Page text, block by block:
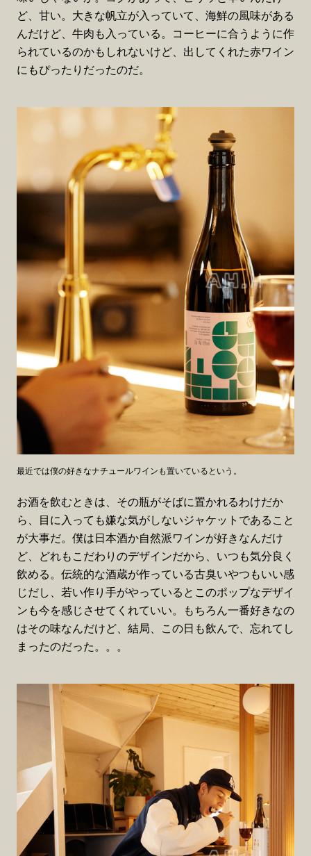
ど、甘い。大きな帆立が入っていて、海鮮の風味がある
んだけど、牛肉も入っている。コーヒーに合うように作
られているのかもしれないけど、出してくれた赤ワイン
にもぴったりだったのだ。
最近では僕の好きなナチュールワインも置いているという。
お酒を飲むときは、その瓶がそばに置かれるわけだか
ら、目に入っても嫌な気がしないジャケットであること
が大事だ。僕は日本酒か自然派ワインが好きなんだけ
ど、どれもこだわりのデザインだから、いつも気分良く
飲める。伝統的な酒蔵が作っている古臭いやつもいい感
じだし、若い作り手がやっているとこのポップなデザイ
ンも今を感じさせてくれていい。もちろん一番好きなの
はその味なんだけど、結局、この日も飲んで、忘れてし
まったのだった。。。